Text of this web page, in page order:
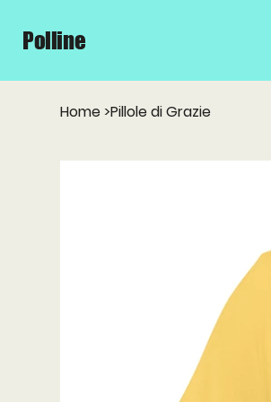
Polline
Home >Pillole di Grazie